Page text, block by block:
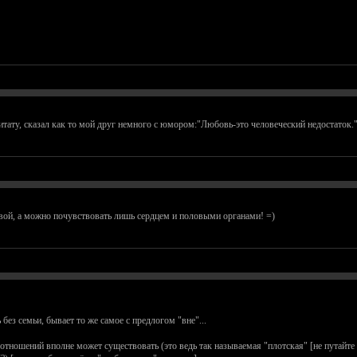
сказал как то мой друг немного с юмором:"Любовь-это человеческий недостаток."
а можно почувствовать лишь сердцем и половыми органами! =)
семьи, бывает то же самое с предлогом "вне"...
вполне может существовать (это ведь так называемая "плотская" [не путайте